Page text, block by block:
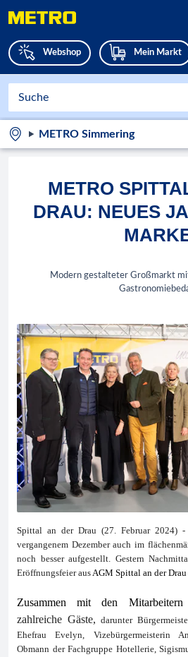
Webshop Mein Markt
METRO Simmering
METRO
DRAU: NEUES
Modern gestalteter Großmarkt
Spittal an der Drau (27. Februar 2024)
vergangenem Dezember auch im
noch besser aufgestellt. Gestern
Eröffnungsfeier ausAGM Spittal an der
Zusammen mit den
zahlreiche Gäste,darunter
Ehefrau Evelyn, Vizebürgermeisterin
Obmann der Fachgruppe Hotellerie,